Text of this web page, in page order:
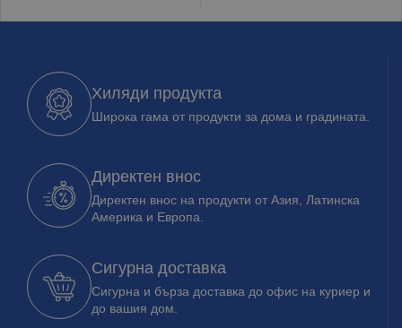
Хиляди продукта
Широка гама от продукти за дома и градината.
Директен внос
Директен внос на продукти от Азия, Латинска
Америка и Европа.
Сигурна доставка
Сигурна и бърза доставка до офис на куриер и
до вашия дом.